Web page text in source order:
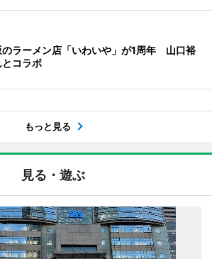
のラーメン店「いわいや」が1周年 山口裕
とコラボ
もっと見る
見る・遊ぶ